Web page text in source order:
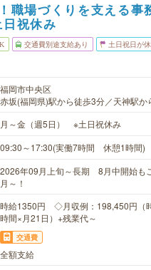
職場づくりを支える事
祝休み
交通費別途支給あり 土日祝日が
福岡市中央区
赤坂(福岡県)駅から徒歩3分／天神駅か
月～金（週5日） ※土日祝休み
09:30～17:30(実働7時間 休憩1時間)
2026年09月上旬～長期 8月中開始も
月～！
時給1350円 ◇月収例：198,450円（
時間×月21日）+残業代～
交通費
全額支給